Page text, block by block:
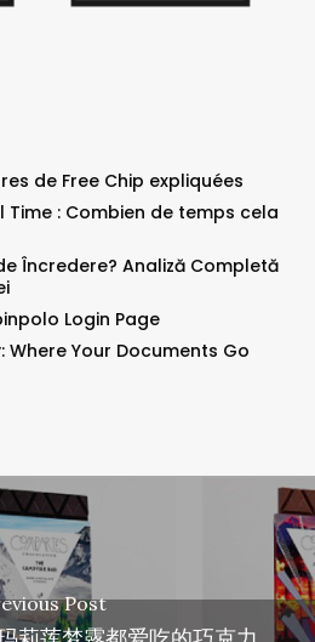
de Free Chip expliquées
: Combien de temps cela
Încredere? Analiză Completă
Login Page
Where Your Documents Go
Post